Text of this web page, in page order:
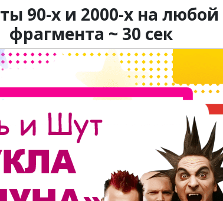
90-х и 2000-х на
фрагмента ~ 30 сек